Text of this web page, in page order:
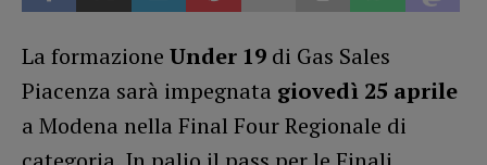
La formazione Under 19 di Gas Sales
Piacenza sarà impegnata giovedì 25 aprile
a Modena nella Final Four Regionale di